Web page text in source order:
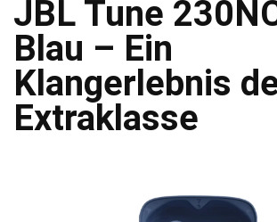
JBL Tune
Blau – Ein
Klangerlebnis
Extraklasse